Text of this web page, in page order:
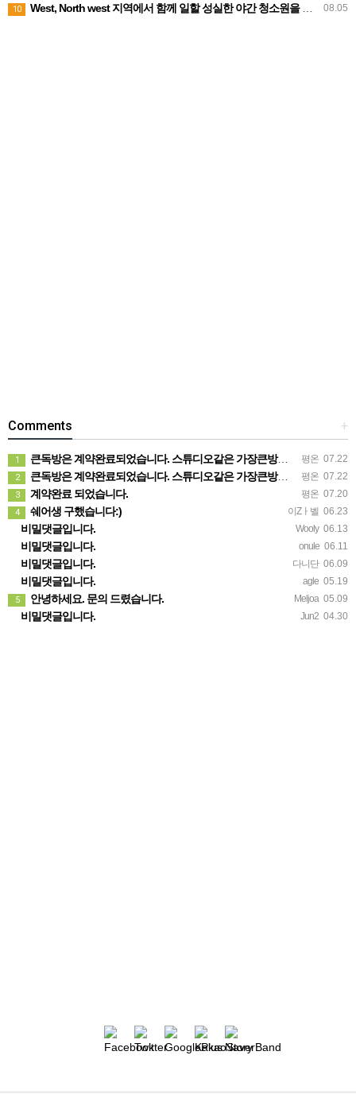
08.05
10 West, North west 지역에서 함께 일할 성실한 야간 청소원을 모집합니다
+
Comments
평온 07.22
1 큰독방은 계약완료되었습니다. 스튜디오같은 가장큰방을 2인동시 또는 혼자서 큰독방으로도 즉시입주 가능합니다.
평온 07.22
2 큰독방은 계약완료되었습니다. 스튜디오같은 가장큰방을 2인동시 또는 혼자서 큰독방으로도 즉시입주 가능합니다.
평온 07.20
3 계약완료 되었습니다.
이Zㅏ벨 06.23
4 쉐어생 구했습니다:)
Wooly 06.13
비밀댓글입니다.
onule 06.11
비밀댓글입니다.
다니단 06.09
비밀댓글입니다.
agle 05.19
비밀댓글입니다.
Meljoa 05.09
5 안녕하세요. 문의 드렸습니다.
Jun2 04.30
비밀댓글입니다.